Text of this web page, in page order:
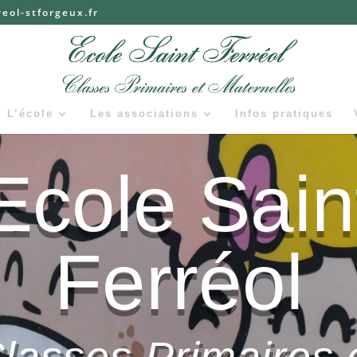
stforgeux.fr
L’école Les associations Infos pratiques
Ferréol